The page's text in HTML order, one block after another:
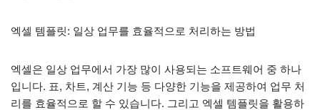
엑셀 템플릿: 일상 업무를 효율적으로 처리하는 방법
엑셀은 일상 업무에서 가장 많이 사용되는 소프트웨어 중 하나
입니다. 표, 차트, 계산 기능 등 다양한 기능을 제공하여 업무 처
리를 효율적으로 할 수 있습니다. 그리고 엑셀 템플릿을 활용하